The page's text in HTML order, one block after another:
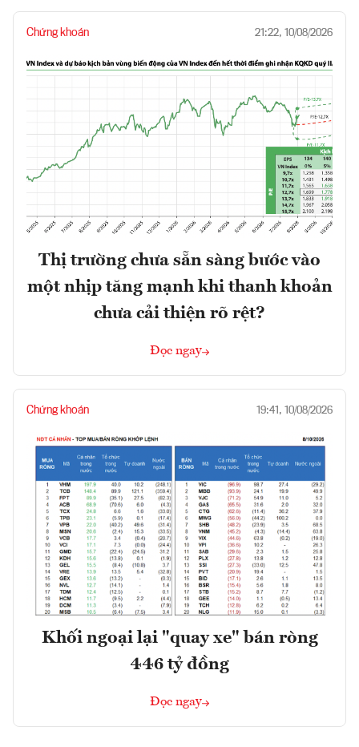
Chứng khoán 21:22, 10/08/2026
Thị trường chưa sẵn sàng bước vào
một nhịp tăng mạnh khi thanh khoản
chưa cải thiện rõ rệt?
Đọc ngay
Chứng khoán 19:41, 10/08/2026
Khối ngoại lại "quay xe" bán ròng
446 tỷ đồng
Đọc ngay